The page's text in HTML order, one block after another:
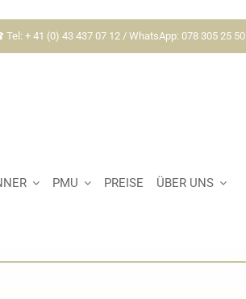
+ 41 (0) 43 437 07 12 / WhatsApp: 078 305 25 50
PMU PREISE ÜBER UNS